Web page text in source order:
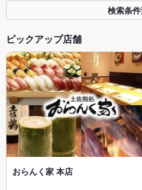
検索条
ピックアップ店舗
おらんく家 本店